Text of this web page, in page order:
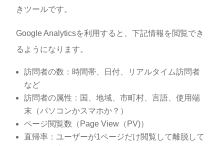
きツールです。
Google Analyticsを利用すると、下記情報を閲覧でき
るようになります。
訪問者の数：時間帯、日付、リアルタイム訪問者
など
訪問者の属性：国、地域、市町村、言語、使用端
末（パソコンかスマホか？）
ページ閲覧数（Page View（PV)）
直帰率：ユーザーが1ページだけ閲覧して離脱して